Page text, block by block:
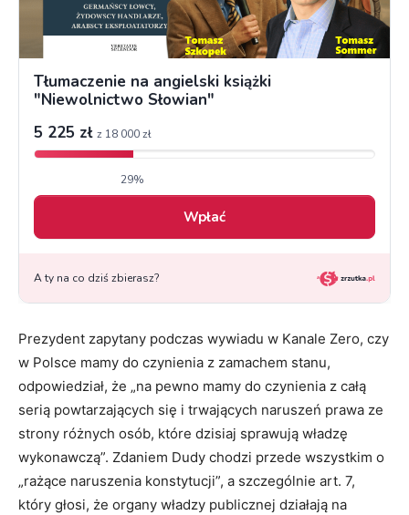
Prezydent zapytany podczas wywiadu w Kanale Zero, czy
w Polsce mamy do czynienia z zamachem stanu,
odpowiedział, że „na pewno mamy do czynienia z całą
serią powtarzających się i trwających naruszeń prawa ze
strony różnych osób, które dzisiaj sprawują władzę
wykonawczą”. Zdaniem Dudy chodzi przede wszystkim o
„rażące naruszenia konstytucji”, a szczególnie art. 7,
który głosi, że organy władzy publicznej działają na